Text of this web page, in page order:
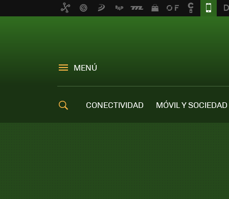
MENÚ
CONECTIVIDAD
MÓVIL Y SOCIEDAD